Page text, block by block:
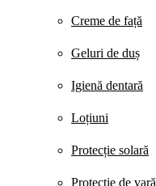
Creme de față
Geluri de duș
Igienă dentară
Loțiuni
Protecție solară
Protecție de vară